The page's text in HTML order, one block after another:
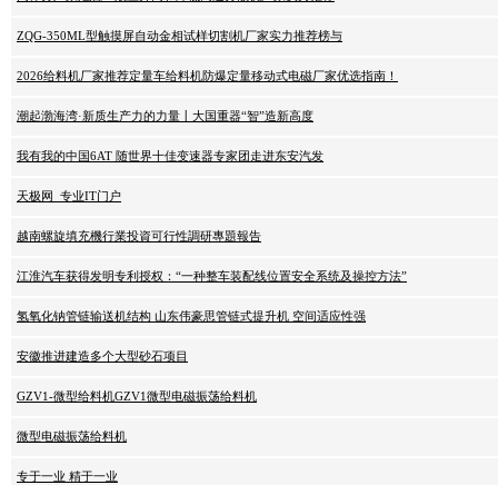
ZQG-350ML型触摸屏自动金相试样切割机厂家实力推荐榜与
2026给料机厂家推荐定量车给料机防爆定量移动式电磁厂家优选指南！
潮起渤海湾·新质生产力的力量丨大国重器“智”造新高度
我有我的中国6AT 随世界十佳变速器专家团走进东安汽发
天极网_专业IT门户
越南螺旋填充機行業投資可行性調研專題報告
江淮汽车获得发明专利授权：“一种整车装配线位置安全系统及操控方法”
氢氧化钠管链输送机结构 山东伟豪思管链式提升机 空间适应性强
安徽推进建造多个大型砂石项目
GZV1-微型给料机GZV1微型电磁振荡给料机
微型电磁振荡给料机
专于一业 精于一业